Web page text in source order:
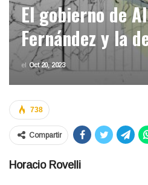
El gobierno de
Fernández y la
el Oct 20, 2023
738
Compartir
Horacio Rovelli